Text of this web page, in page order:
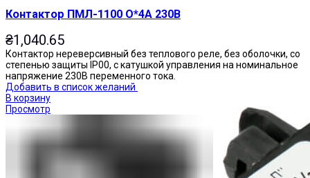
Контактор ПМЛ-1100 О*4А 230В
₴1,040.65
Контактор нереверсивный без теплового реле, без оболочки, со
степенью защиты IP00, с катушкой управления на номинальное
напряжение 230В переменного тока.
Добавить в список желаний
В корзину
Просмотр